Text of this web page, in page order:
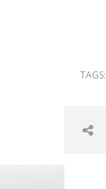
TAGS: